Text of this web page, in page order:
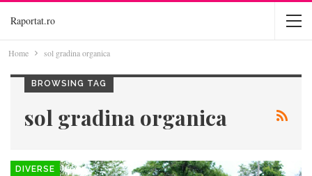
Raportat.ro
Home sol gradina organica
BROWSING TAG
sol gradina organica
DIVERSE